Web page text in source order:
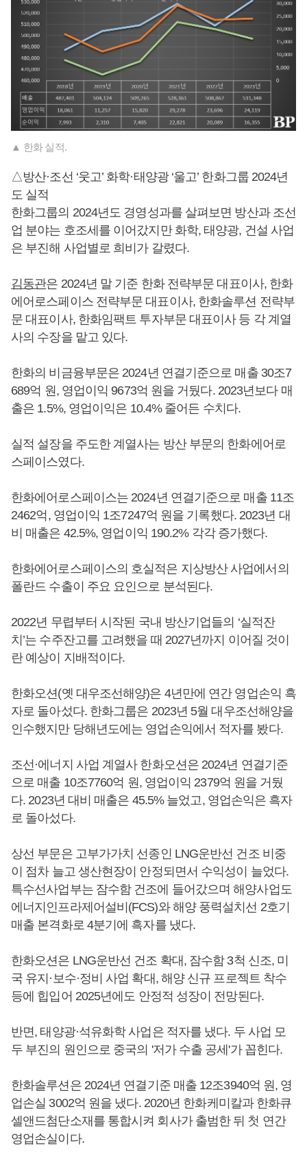
▲ 한화 실적.
△방산·조선 ‘웃고’ 화학·태양광 ‘울고’ 한화그룹 2024년
도 실적
한화그룹의 2024년도 경영성과를 살펴보면 방산과 조선
업 분야는 호조세를 이어갔지만 화학, 태양광, 건설 사업
은 부진해 사업별로 희비가 갈렸다.
김동관은 2024년 말 기준 한화 전략부문 대표이사, 한화
에어로스페이스 전략부문 대표이사, 한화솔루션 전략부
문 대표이사, 한화임팩트 투자부문 대표이사 등 각 계열
사의 수장을 맡고 있다.
한화의 비금융부문은 2024년 연결기준으로 매출 30조7
689억 원, 영업이익 9673억 원을 거뒀다. 2023년보다 매
출은 1.5%, 영업이익은 10.4% 줄어든 수치다.
실적 설장을 주도한 계열사는 방산 부문의 한화에어로
스페이스였다.
한화에어로스페이스는 2024년 연결기준으로 매출 11조
2462억, 영업이익 1조7247억 원을 기록했다. 2023년 대
비 매출은 42.5%, 영업이익 190.2% 각각 증가했다.
한화에어로스페이스의 호실적은 지상방산 사업에서의
폴란드 수출이 주요 요인으로 분석된다.
2022년 무렵부터 시작된 국내 방산기업들의 ‘실적잔
치’는 수주잔고를 고려했을 때 2027년까지 이어질 것이
란 예상이 지배적이다.
한화오션(옛 대우조선해양)은 4년만에 연간 영업손익 흑
자로 돌아섰다. 한화그룹은 2023년 5월 대우조선해양을
인수했지만 당해년도에는 영업손익에서 적자를 봤다.
조선·에너지 사업 계열사 한화오션은 2024년 연결기준
으로 매출 10조7760억 원, 영업이익 2379억 원을 거뒀
다. 2023년 대비 매출은 45.5% 늘었고, 영업손익은 흑자
로 돌아섰다.
상선 부문은 고부가가치 선종인 LNG운반선 건조 비중
이 점차 늘고 생산현장이 안정되면서 수익성이 늘었다.
특수선사업부는 잠수함 건조에 들어갔으며 해양사업도
에너지인프라제어설비(FCS)와 해양 풍력설치선 2호기
매출 본격화로 4분기에 흑자를 냈다.
한화오션은 LNG운반선 건조 확대, 잠수함 3척 신조, 미
국 유지·보수·정비 사업 확대, 해양 신규 프로젝트 착수
등에 힙입어 2025년에도 안정적 성장이 전망된다.
반면, 태양광·석유화학 사업은 적자를 냈다. 두 사업 모
두 부진의 원인으로 중국의 '저가 수출 공세'가 꼽힌다.
한화솔루션은 2024년 연결기준 매출 12조3940억 원, 영
업손실 3002억 원을 냈다. 2020년 한화케미칼과 한화큐
셀앤드첨단소재를 통합시켜 회사가 출범한 뒤 첫 연간
영업손실이다.